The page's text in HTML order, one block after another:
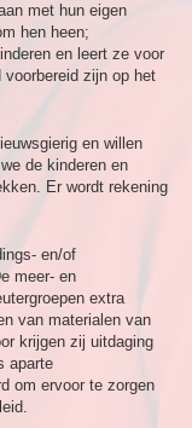
met hun eigen
hen heen;
en leert ze voor
zijn op het
en willen
de kinderen en
Er wordt rekening
en/of
meer- en
extra
van materialen van
krijgen zij uitdaging
aparte
om ervoor te zorgen